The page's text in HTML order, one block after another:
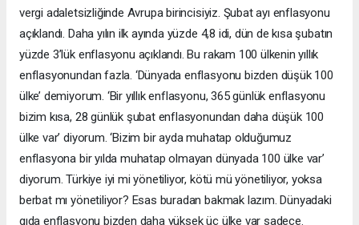
vergi adaletsizliğinde Avrupa birincisiyiz. Şubat ayı enflasyonu
açıklandı. Daha yılın ilk ayında yüzde 4,8 idi, dün de kısa şubatın
yüzde 3’lük enflasyonu açıklandı. Bu rakam 100 ülkenin yıllık
enflasyonundan fazla. ‘Dünyada enflasyonu bizden düşük 100
ülke’ demiyorum. ‘Bir yıllık enflasyonu, 365 günlük enflasyonu
bizim kısa, 28 günlük şubat enflasyonundan daha düşük 100
ülke var’ diyorum. ‘Bizim bir ayda muhatap olduğumuz
enflasyona bir yılda muhatap olmayan dünyada 100 ülke var’
diyorum. Türkiye iyi mi yönetiliyor, kötü mü yönetiliyor, yoksa
berbat mı yönetiliyor? Esas buradan bakmak lazım. Dünyadaki
gıda enflasyonu bizden daha yüksek üç ülke var sadece.